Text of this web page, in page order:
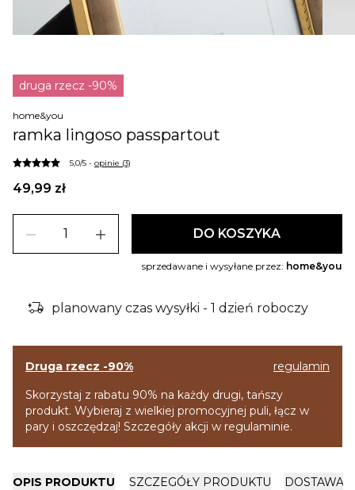
druga rzecz -90%
home&you
ramka lingoso passpartout
5,0/5 - opinie (3)
49,99 zł
remove add DO KOSZYKA
sprzedawane i wysyłane przez: home&you
delivery_truck_bolt planowany czas wysyłki - 1 dzień roboczy
Druga rzecz -90%
regulamin
Skorzystaj z rabatu 90% na każdy drugi, tańszy
produkt. Wybieraj z wielkiej promocyjnej puli, łącz w
pary i oszczędzaj! Szczegóły akcji w regulaminie.
OPIS PRODUKTU SZCZEGÓŁY PRODUKTU DOSTAWA